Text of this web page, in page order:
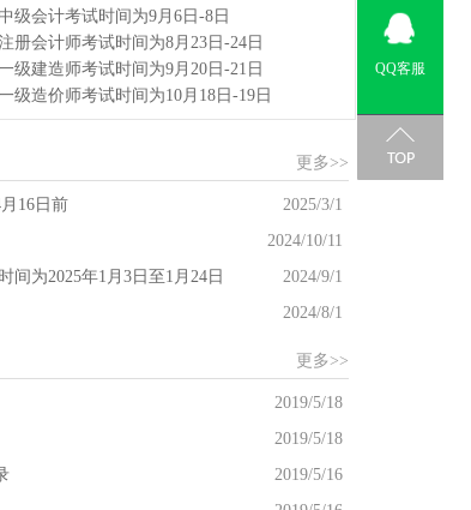
级会计考试时间为9月6日-8日
册会计师考试时间为8月23日-24日
级建造师考试时间为9月20日-21日
级造价师考试时间为10月18日-19日
更多>>
16日前
2025/3/1
2024/10/11
间为2025年1月3日至1月24日
2024/9/1
2024/8/1
更多>>
2019/5/18
2019/5/18
2019/5/16
QQ客服